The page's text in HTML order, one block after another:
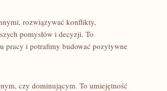
rozwiązywać konflikty,
pomysłów ‌i‌ decyzji. To
pracy​ i potrafimy budować pozytywne
‌czy dominującym. To ⁤umiejętność